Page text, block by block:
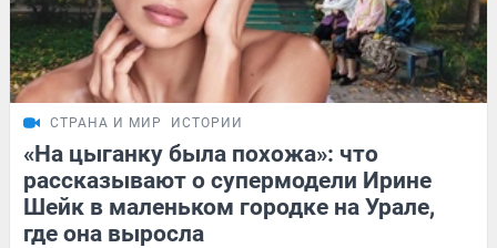
СТРАНА И МИР ИСТОРИИ
«На цыганку была похожа»: что
рассказывают о супермодели Ирине
Шейк в маленьком городке на Урале,
где она выросла